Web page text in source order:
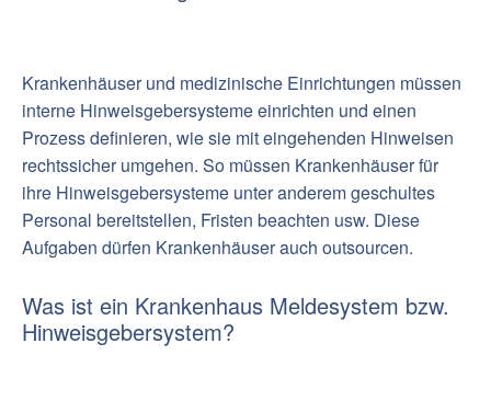
Krankenhäuser und medizinische Einrichtungen müssen
interne Hinweisgebersysteme einrichten und einen
Prozess definieren, wie sie mit eingehenden Hinweisen
rechtssicher umgehen. So müssen Krankenhäuser für
ihre Hinweisgebersysteme unter anderem geschultes
Personal bereitstellen, Fristen beachten usw. Diese
Aufgaben dürfen Krankenhäuser auch outsourcen.
Was ist ein Krankenhaus Meldesystem bzw.
Hinweisgebersystem?